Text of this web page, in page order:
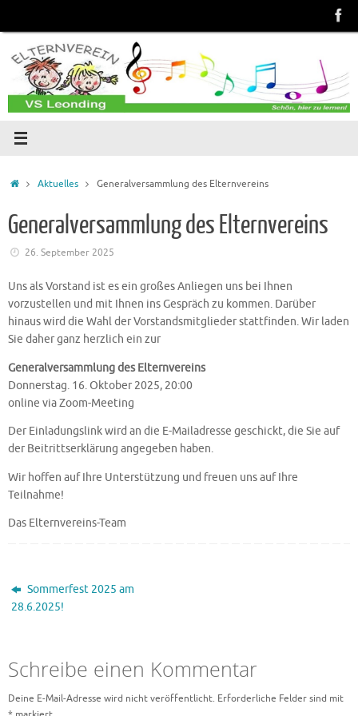
springen
StartAktuelles Generalversammlung des Elternvereins
Generalversammlung des Elternvereins
26. September 2025
Uns als Vorstand ist es ein großes Anliegen uns bei Ihnen
vorzustellen und mit Ihnen ins Gespräch zu kommen. Darüber
hinaus wird die Wahl der Vorstandsmitglieder stattfinden. Wir laden
Sie daher ganz herzlich ein zur
Generalversammlung des Elternvereins
Donnerstag. 16. Oktober 2025, 20:00
online via Zoom-Meeting
Der Einladungslink wird an die E-Mailadresse geschickt, die Sie auf
der Beitrittserklärung angegeben haben.
Wir hoffen auf Ihre Unterstützung und freuen uns auf Ihre
Teilnahme!
Das Elternvereins-Team
Sommerfest 2025 am
28.6.2025!
Schreibe einen Kommentar
Deine E-Mail-Adresse wird nicht veröffentlicht. Erforderliche Felder sind mit